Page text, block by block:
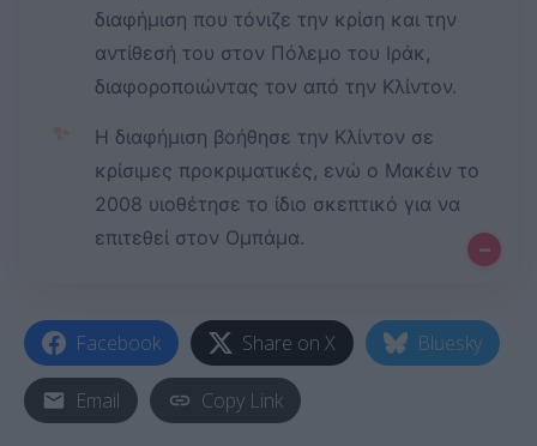
διαφήμιση που τόνιζε την κρίση και την
αντίθεσή του στον Πόλεμο του Ιράκ,
διαφοροποιώντας τον από την Κλίντον.
✨
Η διαφήμιση βοήθησε την Κλίντον σε
κρίσιμες προκριματικές, ενώ ο Μακέιν το
2008 υιοθέτησε το ίδιο σκεπτικό για να
επιτεθεί στον Ομπάμα.
–
Facebook Share on X Bluesky
Email Copy Link